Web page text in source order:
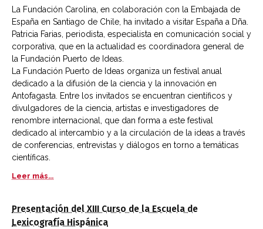
La Fundación Carolina, en colaboración con la Embajada de
España en Santiago de Chile, ha invitado a visitar España a Dña.
Patricia Farias, periodista, especialista en comunicación social y
corporativa, que en la actualidad es coordinadora general de
la Fundación Puerto de Ideas.
La Fundación Puerto de Ideas organiza un festival anual
dedicado a la difusión de la ciencia y la innovación en
Antofagasta. Entre los invitados se encuentran científicos y
divulgadores de la ciencia, artistas e investigadores de
renombre internacional, que dan forma a este festival
dedicado al intercambio y a la circulación de la ideas a través
de conferencias, entrevistas y diálogos en torno a temáticas
científicas.
Leer más...
Presentación del XIII Curso de la Escuela de
Lexicografía Hispánica